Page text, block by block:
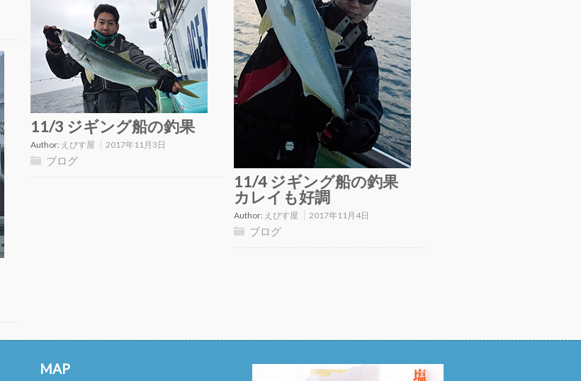
11/4 ジギング船の釣果
カレイも好調
Author: えびす屋 2017年11月4日
ブログ
11/3 ジギング船の釣果
Author: えびす屋 2017年11月3日
ブログ
MAP